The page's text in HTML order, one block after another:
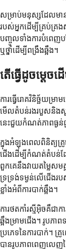
សម្រាប់មនុស្សដែលមាន
របស់អ្នកដើម្បីគ្រប់គ្រ
បញ្ចូលទាំងការបំពេញប
ឬថ្នាំដើម្បីពង្រឹងឆ្អឹង។
តើធ្វើដូចម្តេច
ការធ្វើរោគវិនិច្ឆ័យម្រ
មើលតំបន់រងរបួសនិងសួ
នេះជួយកំណត់ភាពធ្ងន់ធ្
ក្នុងអំឡុងពេលពិនិត្យគ្រូ
ជើងដើម្បីកំណត់តំបន់ដ
ពួកគេនឹងវាយតម្លៃសមត្
ទ្រទ្រង់ទម្ងន់លើជើងរ
ខ្លាំងអំពីការបាក់ឆ្អឹង។
ការថតកាំរស្មីអ៊ិចគឺជាក
ឆ្អឹងម្រាមជើង។ រូបភា
ប្រភេទនៃការបាក់។ គ្
បានរូបភាពពេញលេញ